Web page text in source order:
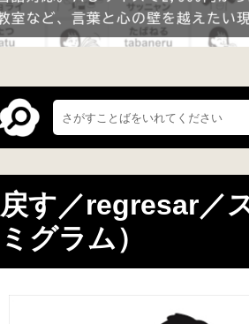
戻す／regresar／
ミグラム）